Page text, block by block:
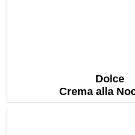
Dolce
Crema alla